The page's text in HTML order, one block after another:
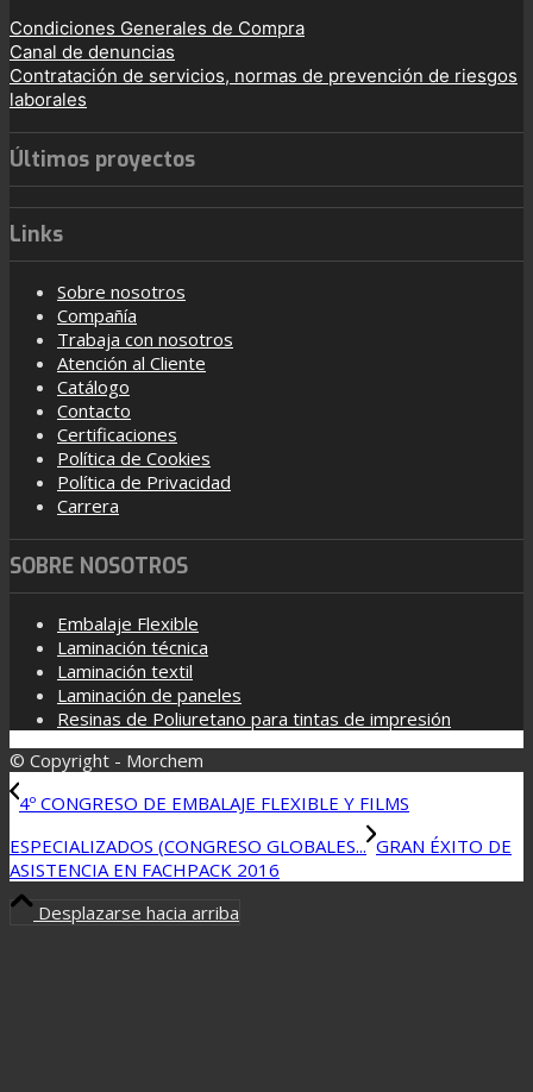
Condiciones Generales de Compra
Canal de denuncias
Contratación de servicios, normas de prevención de riesgos
laborales
Últimos proyectos
Links
Sobre nosotros
Compañía
Trabaja con nosotros
Atención al Cliente
Catálogo
Contacto
Certificaciones
Política de Cookies
Política de Privacidad
Carrera
SOBRE NOSOTROS
Embalaje Flexible
Laminación técnica
Laminación textil
Laminación de paneles
Resinas de Poliuretano para tintas de impresión
© Copyright - Morchem
4º CONGRESO DE EMBALAJE FLEXIBLE Y FILMS
ESPECIALIZADOS (CONGRESO GLOBALES... GRAN ÉXITO DE
ASISTENCIA EN FACHPACK 2016
Desplazarse hacia arriba